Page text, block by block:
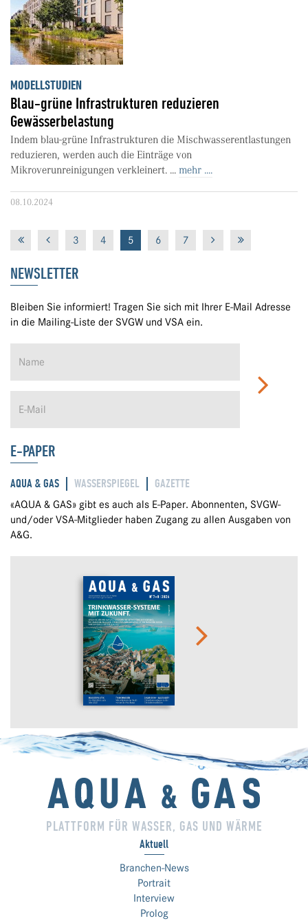
MODELLSTUDIEN
Blau-grüne Infrastrukturen reduzieren
Gewässerbelastung
Indem blau-grüne Infrastrukturen die Mischwasserentlastungen
reduzieren, werden auch die Einträge von
Mikroverunreinigungen verkleinert. ... mehr ....
08.10.2024
3 4 5 6 7
NEWSLETTER
Bleiben Sie informiert! Tragen Sie sich mit Ihrer E-Mail Adresse
in die Mailing-Liste der SVGW und VSA ein.
E-PAPER
AQUA & GAS WASSERSPIEGEL GAZETTE
«AQUA & GAS» gibt es auch als E-Paper. Abonnenten, SVGW-
und/oder VSA-Mitglieder haben Zugang zu allen Ausgaben von
A&G.
PLATTFORM FÜR WASSER, GAS UND WÄRME
Aktuell
Branchen-News
Portrait
Interview
Prolog